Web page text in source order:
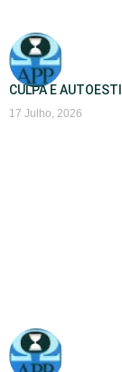
CULPA E
17 Julho, 2026